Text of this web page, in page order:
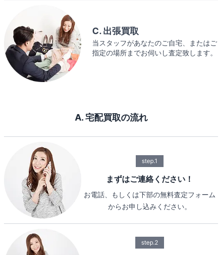
C. 出張買取
当スタッフがあなたのご自宅、またはご
指定の場所までお伺いし査定致します。
A. 宅配買取の流れ
step.1
まずはご連絡ください！
お電話、もしくは下部の無料査定フォーム
からお申し込みください。
step.2